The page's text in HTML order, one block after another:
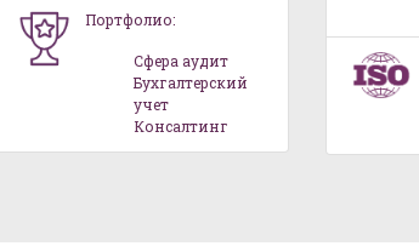
Портфолио:
Сфера аудит
Бухгалтерский
учет
Консалтинг